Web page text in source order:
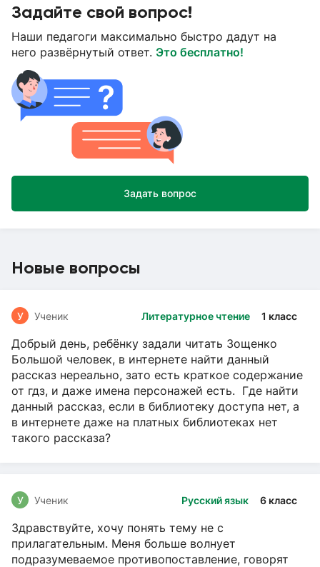
Задайте свой вопрос!
Наши педагоги максимально быстро дадут на
него развёрнутый ответ. Это бесплатно!
Задать вопрос
Новые вопросы
Литературное чтение 1 класс
У Ученик
Добрый день, ребёнку задали читать Зощенко
Большой человек, в интернете найти данный
рассказ нереально, зато есть краткое содержание
от гдз, и даже имена персонажей есть. Где найти
данный рассказ, если в библиотеку доступа нет, а
в интернете даже на платных библиотеках нет
такого рассказа?
Русский язык 6 класс
У Ученик
Здравствуйте, хочу понять тему не с
прилагательным. Меня больше волнует
подразумеваемое противопоставление, говорят